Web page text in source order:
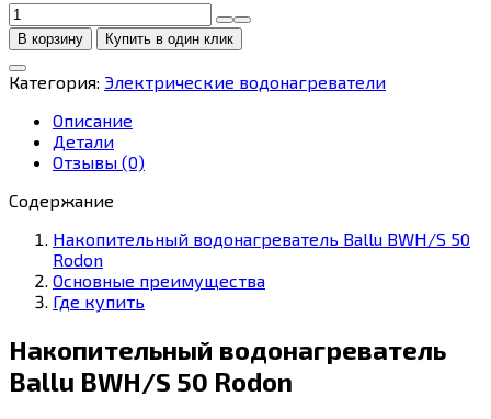
Количество
товара
Водонагреватель
Ballu
BWH/S
Rodon
В корзину Купить в один клик
Категория: Электрические водонагреватели
Описание
Детали
Отзывы (0)
Содержание
Накопительный водонагреватель Ballu BWH/S 50
Rodon
Основные преимущества
Где купить
Накопительный водонагреватель
Ballu BWH/S 50 Rodon